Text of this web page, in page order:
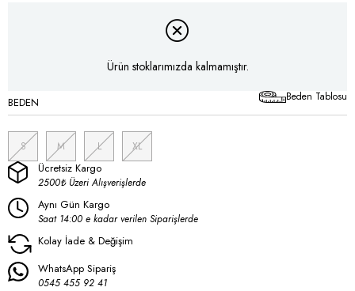
Ürün stoklarımızda kalmamıştır.
BEDEN
S M L XL
Beden Tablosu
Ücretsiz Kargo
2500₺ Üzeri Alışverişlerde
Aynı Gün Kargo
Saat 14:00 e kadar verilen Siparişlerde
Kolay İade & Değişim
WhatsApp Sipariş
0545 455 92 41